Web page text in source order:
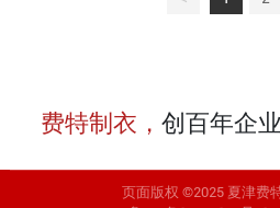
费特制衣， 创百年企
页面版权 ©2025 夏津费